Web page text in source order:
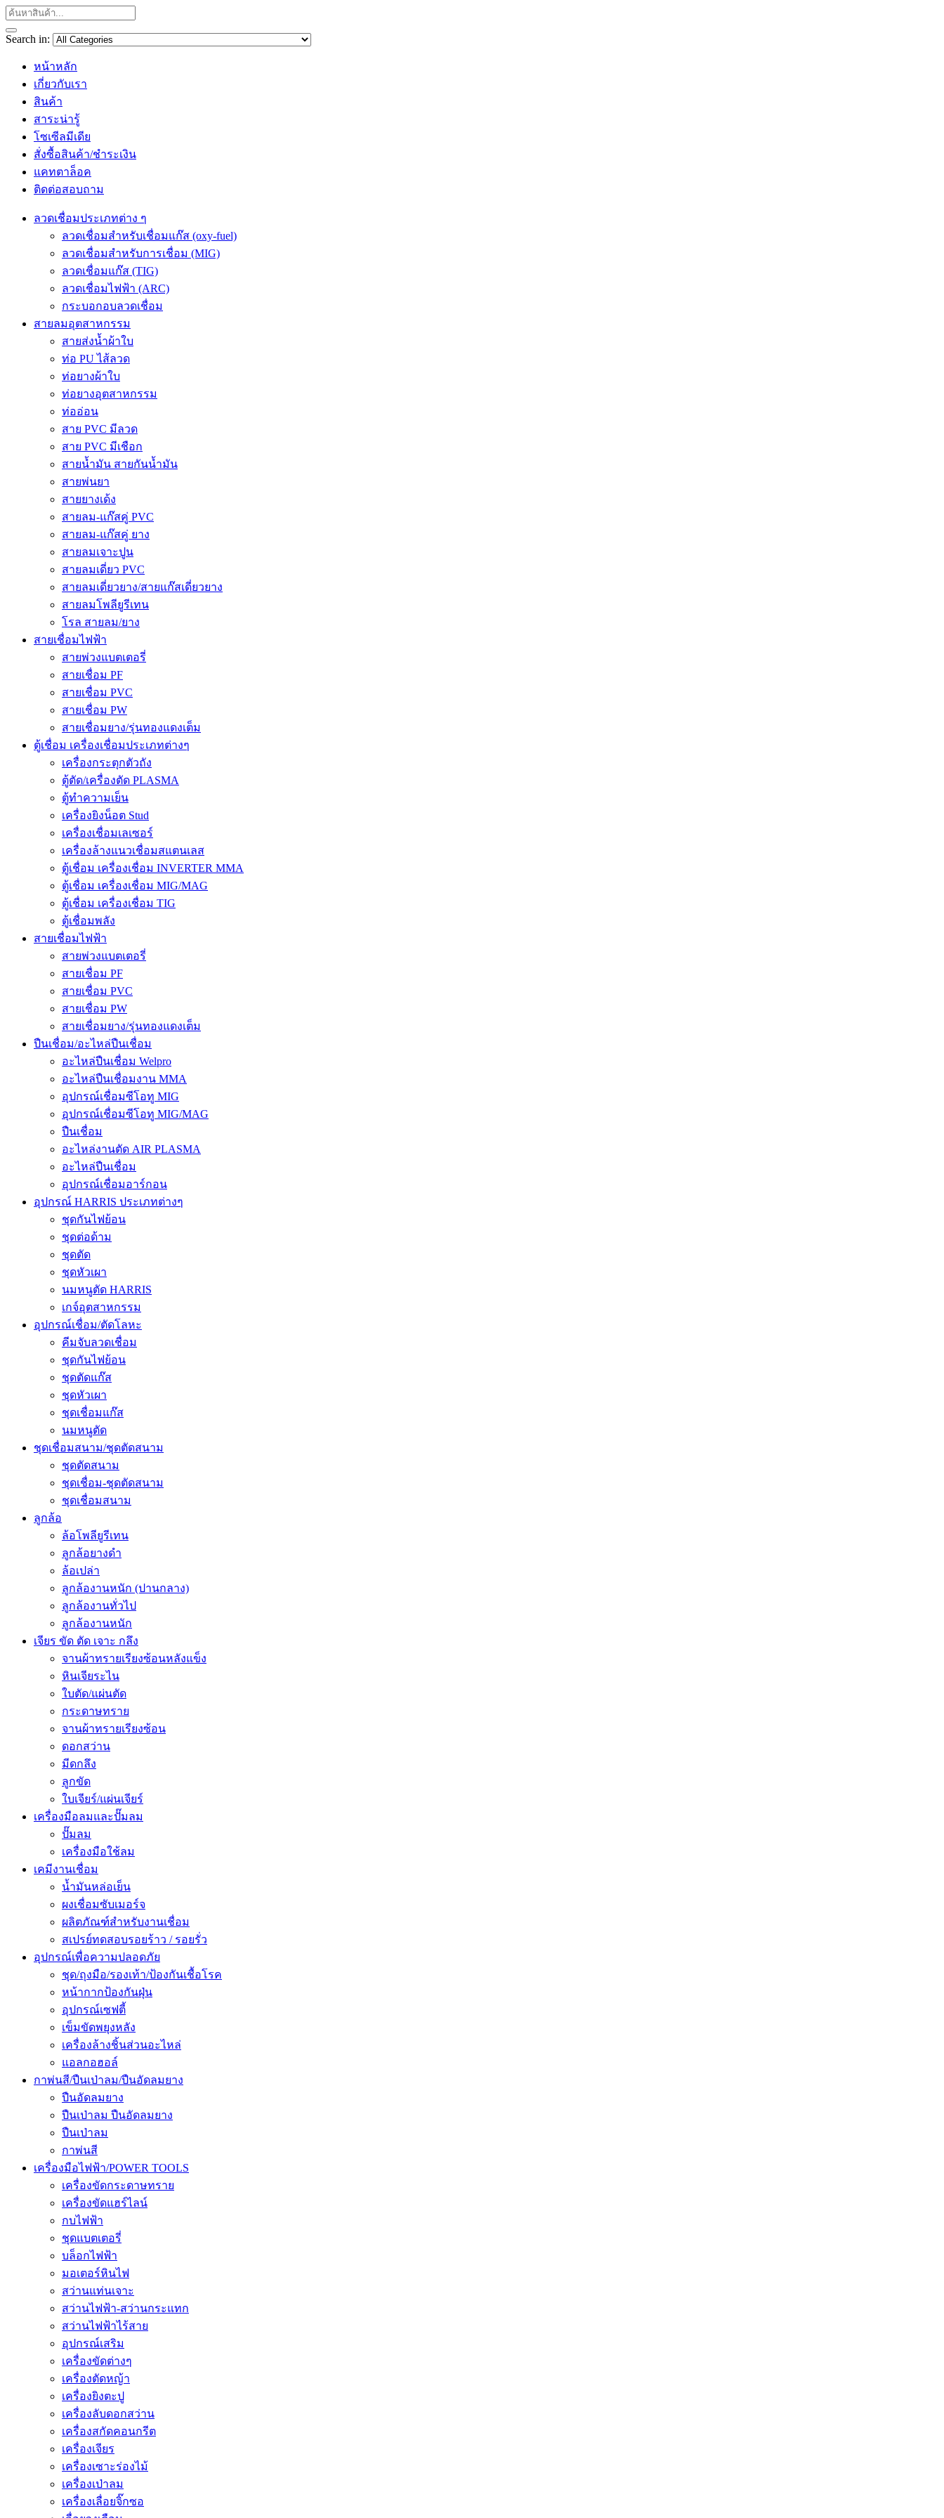
Search in:
หน้าหลัก
เกี่ยวกับเรา
สินค้า
สาระน่ารู้
โซเซีลมีเดีย
สั่งซื้อสินค้า/ชำระเงิน
แคทตาล็อค
ติดต่อสอบถาม
ลวดเชื่อมประเภทต่าง ๆ
ลวดเชื่อมสำหรับเชื่อมแก๊ส (oxy-fuel)
ลวดเชื่อมสำหรับการเชื่อม (MIG)
ลวดเชื่อมแก๊ส (TIG)
ลวดเชื่อมไฟฟ้า (ARC)
กระบอกอบลวดเชื่อม
สายลมอุตสาหกรรม
สายส่งน้ำผ้าใบ
ท่อ PU ไส้ลวด
ท่อยางผ้าใบ
ท่อยางอุตสาหกรรม
ท่ออ่อน
สาย PVC มีลวด
สาย PVC มีเชือก
สายน้ำมัน สายกันน้ำมัน
สายพ่นยา
สายยางเด้ง
สายลม-แก๊สคู่ PVC
สายลม-แก๊สคู่ ยาง
สายลมเจาะปูน
สายลมเดี่ยว PVC
สายลมเดี่ยวยาง/สายแก๊สเดี่ยวยาง
สายลมโพลียูรีเทน
โรล สายลม/ยาง
สายเชื่อมไฟฟ้า
สายพ่วงแบตเตอรี่
สายเชื่อม PF
สายเชื่อม PVC
สายเชื่อม PW
สายเชื่อมยาง/รุ่นทองแดงเต็ม
ตู้เชื่อม เครื่องเชื่อมประเภทต่างๆ
เครื่องกระตุกตัวถัง
ตู้ตัด/เครื่องตัด PLASMA
ตู้ทำความเย็น
เครื่องยิงน็อต Stud
เครื่องเชื่อมเลเซอร์
เครื่องล้างแนวเชื่อมสแตนเลส
ตู้เชื่อม เครื่องเชื่อม INVERTER MMA
ตู้เชื่อม เครื่องเชื่อม MIG/MAG
ตู้เชื่อม เครื่องเชื่อม TIG
ตู้เชื่อมพลัง
สายเชื่อมไฟฟ้า
สายพ่วงแบตเตอรี่
สายเชื่อม PF
สายเชื่อม PVC
สายเชื่อม PW
สายเชื่อมยาง/รุ่นทองแดงเต็ม
ปืนเชื่อม/อะไหล่ปืนเชื่อม
อะไหล่ปืนเชื่อม Welpro
อะไหล่ปืนเชื่อมงาน MMA
อุปกรณ์เชื่อมซีโอทู MIG
อุปกรณ์เชื่อมซีโอทู MIG/MAG
ปืนเชื่อม
อะไหล่งานตัด AIR PLASMA
อะไหล่ปืนเชื่อม
อุปกรณ์เชื่อมอาร์กอน
อุปกรณ์ HARRIS ประเภทต่างๆ
ชุดกันไฟย้อน
ชุดต่อด้าม
ชุดตัด
ชุดหัวเผา
นมหนูตัด HARRIS
เกจ์อุตสาหกรรม
อุปกรณ์เชื่อม/ตัดโลหะ
คีมจับลวดเชื่อม
ชุดกันไฟย้อน
ชุดตัดแก๊ส
ชุดหัวเผา
ชุดเชื่อมแก๊ส
นมหนูตัด
ชุดเชื่อมสนาม/ชุดตัดสนาม
ชุดตัดสนาม
ชุดเชื่อม-ชุดตัดสนาม
ชุดเชื่อมสนาม
ลูกล้อ
ล้อโพลียูรีเทน
ลูกล้อยางดำ
ล้อเปล่า
ลูกล้องานหนัก (ปานกลาง)
ลูกล้องานทั่วไป
ลูกล้องานหนัก
เจียร ขัด ตัด เจาะ กลึง
จานผ้าทรายเรียงซ้อนหลังแข็ง
หินเจียระไน
ใบตัด/แผ่นตัด
กระดาษทราย
จานผ้าทรายเรียงซ้อน
ดอกสว่าน
มีดกลึง
ลูกขัด
ใบเจียร์/แผ่นเจียร์
เครื่องมือลมและปั๊มลม
ปั๊มลม
เครื่องมือใช้ลม
เคมีงานเชื่อม
น้ำมันหล่อเย็น
ผงเชื่อมซับเมอร์จ
ผลิตภัณฑ์สำหรับงานเชื่อม
สเปรย์ทดสอบรอยร้าว / รอยรั่ว
อุปกรณ์เพื่อความปลอดภัย
ชุด/ถุงมือ/รองเท้า/ป้องกันเชื้อโรค
หน้ากากป้องกันฝุ่น
อุปกรณ์เซฟตี้
เข็มขัดพยุงหลัง
เครื่องล้างชิ้นส่วนอะไหล่
แอลกอฮอล์
กาพ่นสี/ปืนเป่าลม/ปืนอัดลมยาง
ปืนอัดลมยาง
ปืนเป่าลม ปืนอัดลมยาง
ปืนเป่าลม
กาพ่นสี
เครื่องมือไฟฟ้า/POWER TOOLS
เครื่องขัดกระดาษทราย
เครื่องขัดแฮร์ไลน์
กบไฟฟ้า
ชุดแบตเตอรี่
บล็อกไฟฟ้า
มอเตอร์หินไฟ
สว่านแท่นเจาะ
สว่านไฟฟ้า-สว่านกระแทก
สว่านไฟฟ้าไร้สาย
อุปกรณ์เสริม
เครื่องขัดต่างๆ
เครื่องตัดหญ้า
เครื่องยิงตะปู
เครื่องลับดอกสว่าน
เครื่องสกัดคอนกรีต
เครื่องเจียร
เครื่องเซาะร่องไม้
เครื่องเป่าลม
เครื่องเลื่อยจิ๊กซอ